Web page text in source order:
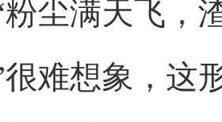
满天飞，渣
难想象，这